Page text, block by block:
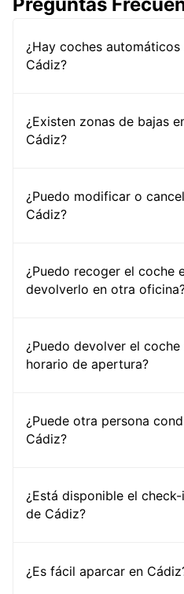
Preguntas
¿Hay coches
Cádiz?
¿Existen zonas de bajas
Cádiz?
¿Puedo modificar o
Cádiz?
¿Puedo recoger el coche
devolverlo en otra
¿Puedo devolver el
horario de apertura?
¿Puede otra persona
Cádiz?
¿Está disponible el
de Cádiz?
¿Es fácil aparcar en